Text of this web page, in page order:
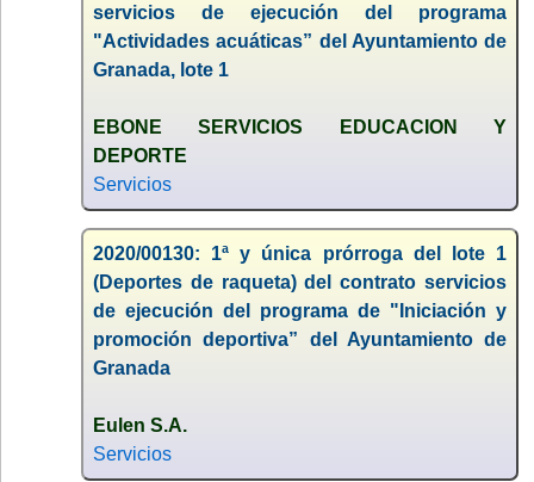
servicios de ejecución del programa
"Actividades acuáticas” del Ayuntamiento de
Granada, lote 1
EBONE SERVICIOS EDUCACION Y
DEPORTE
Servicios
2020/00130: 1ª y única prórroga del lote 1
(Deportes de raqueta) del contrato servicios
de ejecución del programa de "Iniciación y
promoción deportiva” del Ayuntamiento de
Granada
Eulen S.A.
Servicios